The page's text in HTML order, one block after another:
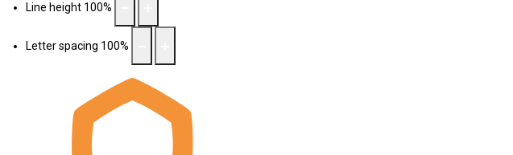
Line height 100%
Letter spacing 100%